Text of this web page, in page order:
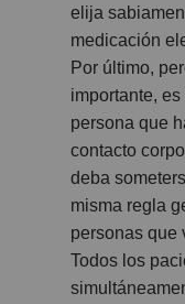
elija
medicación
Por último,
importante,
persona que
contacto
deba
misma regla
personas que
Todos los